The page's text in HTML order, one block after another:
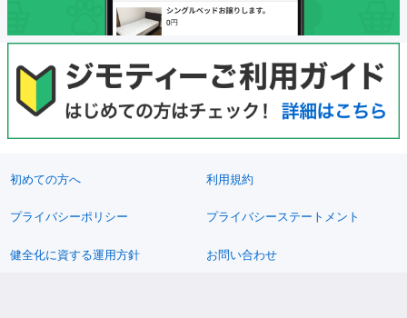
初めての方へ 利用規約
プライバシーポリシー プライバシーステートメント
健全化に資する運用方針 お問い合わせ